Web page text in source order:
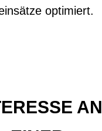
optimiert.
AN